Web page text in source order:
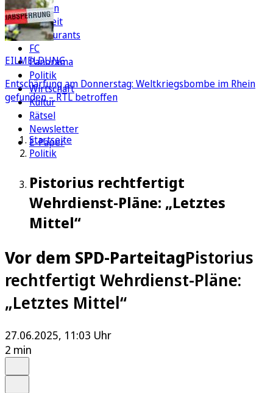
Region
Freizeit
Restaurants
FC
Panorama
Politik
Wirtschaft
Kultur
Rätsel
Newsletter
E-Paper
EILMELDUNG
Entschärfung am Donnerstag: Weltkriegsbombe im Rhein
gefunden – RTL betroffen
Startseite
Politik
Pistorius rechtfertigt
Wehrdienst-Pläne: „Letztes
Mittel“
Vor dem SPD-ParteitagPistorius
rechtfertigt Wehrdienst-Pläne:
„Letztes Mittel“
27.06.2025, 11:03 Uhr
2 min